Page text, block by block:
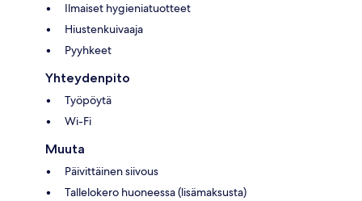
Ilmaiset hygieniatuotteet
Hiustenkuivaaja
Pyyhkeet
Yhteydenpito
Työpöytä
Wi-Fi
Muuta
Päivittäinen siivous
Tallelokero huoneessa (lisämaksusta)